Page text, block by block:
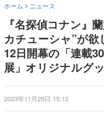
名作ゲームクリエ
きます。
赫本
この物語を解いて
の形をした短編ホ
これからのデジタ
の姿を追い、彼
対応しSNSで話題に。『キング
ダム・カム』開発元やチェコの
プロ野球選手から称賛の声
ホーム ニュース
『名探偵コナン』
カチューシャ”が欲
12日開幕の「連載
展」オリジナルグ
2023年11月29日 15:12